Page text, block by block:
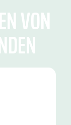
VON